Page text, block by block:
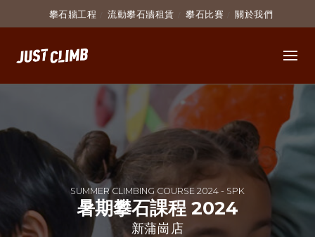
攀石牆工程 流動攀石牆租賃 攀石比賽 關於我們
SUMMER CLIMBING COURSE 2024 - SPK
暑期攀石課程 2024
新蒲崗店